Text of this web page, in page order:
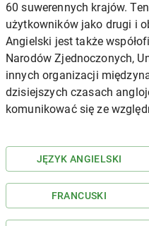
60 suwerennych krajów.
użytkowników jako drugi i
Angielski jest także
Narodów Zjednoczonych,
innych organizacji
dzisiejszych czasach
komunikować się ze
JĘZYK ANGIELSKI
FRANCUSKI